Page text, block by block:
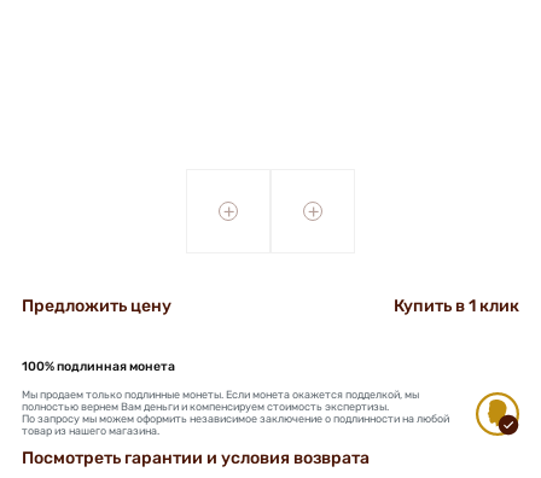
+ +
Предложить цену Купить в 1 клик
100% подлинная монета
Мы продаем только подлинные монеты. Если монета окажется подделкой, мы
полностью вернем Вам деньги и компенсируем стоимость экспертизы.
По запросу мы можем оформить независимое заключение о подлинности на любой
товар из нашего магазина.
Посмотреть гарантии и условия возврата